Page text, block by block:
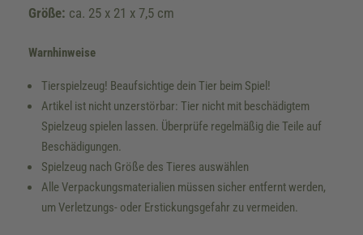
Größe: ca. 25 x 21 x 7,5 cm
Warnhinweise
Tierspielzeug! Beaufsichtige dein Tier beim Spiel!
Artikel ist nicht unzerstörbar: Tier nicht mit beschädigtem
Spielzeug spielen lassen. Überprüfe regelmäßig die Teile auf
Beschädigungen.
Spielzeug nach Größe des Tieres auswählen
Alle Verpackungsmaterialien müssen sicher entfernt werden,
um Verletzungs- oder Erstickungsgefahr zu vermeiden.